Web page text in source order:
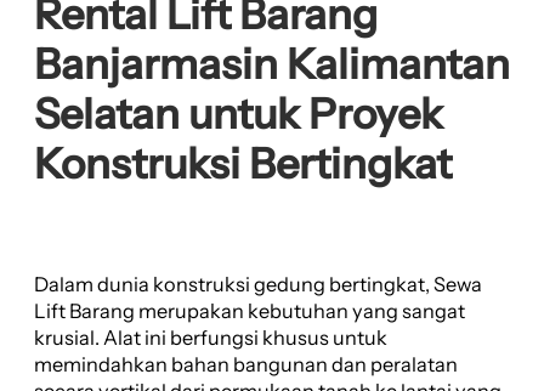
Rental Lift Barang
Banjarmasin Kalimantan
Selatan untuk Proyek
Konstruksi Bertingkat
Dalam dunia konstruksi gedung bertingkat, Sewa
Lift Barang merupakan kebutuhan yang sangat
krusial. Alat ini berfungsi khusus untuk
memindahkan bahan bangunan dan peralatan